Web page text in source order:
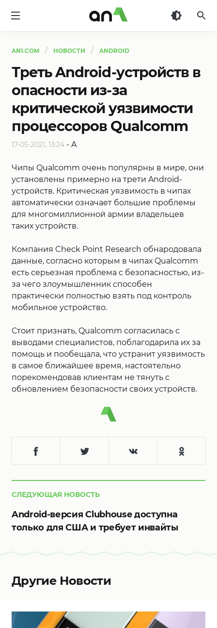
AN1.COM НОВОСТИ ANDROID
Треть Android-устройств в
опасности из-за
критической уязвимости
процессоров Qualcomm
17-05-2021, 13:24 - A
Чипы Qualcomm очень популярны в мире, они
установлены примерно на трети Android-
устройств. Критическая уязвимость в чипах
автоматически означает большие проблемы
для многомиллионной армии владельцев
таких устройств.
Компания Check Point Research обнародовала
данные, согласно которым в чипах Qualcomm
есть серьезная проблема с безопасностью, из-
за чего злоумышленник способен
практически полностью взять под контроль
мобильное устройство.
Стоит признать, Qualcomm согласилась с
выводами специалистов, поблагодарила их за
помощь и пообещала, что устранит уязвимость
в самое ближайшее время, настоятельно
порекомендовав клиентам не тянуть с
обновлением безопасности своих устройств.
СЛЕДУЮЩАЯ НОВОСТЬ
Android-версия Clubhouse доступна
только для США и требует инвайты
Другие Новости